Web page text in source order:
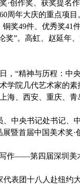
·创作奖、获奖提名
60周年大庆的重点项目
铜奖49件、优秀奖41
奖”。高虹、赵延年
日 ，“精神与历程：中
学院几代艺术家的
海、西安、重庆、青
、中央书记处书记、
暨首届中国美术奖·
作——第四届深圳美
代表团十八人赴纽约